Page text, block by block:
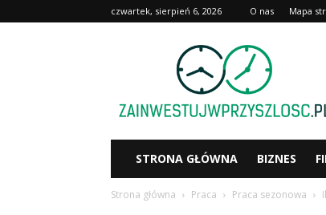
czwartek, sierpień 6, 2026 O nas Mapa
Zainwestujwprzyszlosc.pl
STRONA GŁÓWNA BIZNES
Strona główna Praca Praca sezonowa